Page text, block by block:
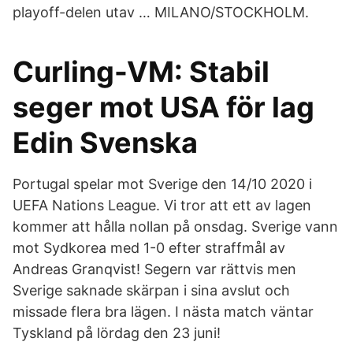
playoff-delen utav … MILANO/STOCKHOLM.
Curling-VM: Stabil
seger mot USA för lag
Edin Svenska
Portugal spelar mot Sverige den 14/10 2020 i
UEFA Nations League. Vi tror att ett av lagen
kommer att hålla nollan på onsdag. Sverige vann
mot Sydkorea med 1-0 efter straffmål av
Andreas Granqvist! Segern var rättvis men
Sverige saknade skärpan i sina avslut och
missade flera bra lägen. I nästa match väntar
Tyskland på lördag den 23 juni!